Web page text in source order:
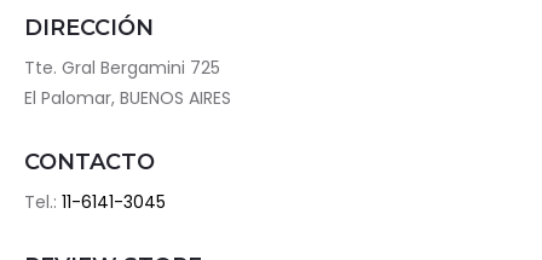
DIRECCIÓN
Tte. Gral Bergamini 725
El Palomar, BUENOS AIRES
CONTACTO
Tel.: 11-6141-3045